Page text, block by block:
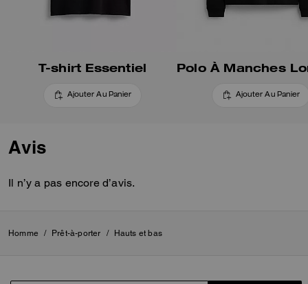
T-shirt Essentiel
Ajouter Au Panier Ajouter Au Panier
Avis
Il n’y a pas encore d’avis.
Homme / Prêt-à-porter / Hauts et bas